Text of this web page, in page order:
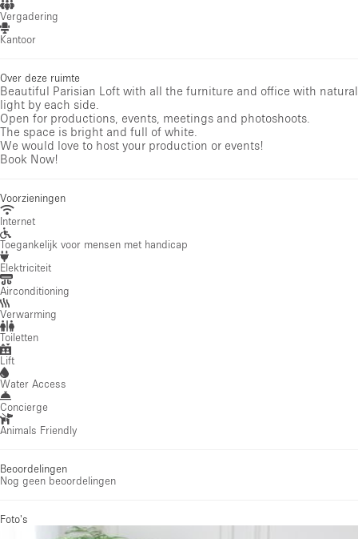
Vergadering
Kantoor
Over deze ruimte
Beautiful Parisian Loft with all the furniture and office with natural
light by each side.
Open for productions, events, meetings and photoshoots.
The space is bright and full of white.
We would love to host your production or events!
Book Now!
Voorzieningen
Internet
Toegankelijk voor mensen met handicap
Elektriciteit
Airconditioning
Verwarming
Toiletten
Lift
Water Access
Concierge
Animals Friendly
Beoordelingen
Nog geen beoordelingen
Foto's